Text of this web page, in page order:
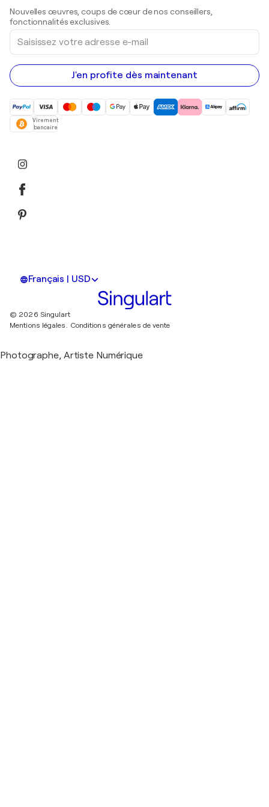
Peintures acryliques
Nouvelles œuvres, coups de cœur de nos conseillers,
fonctionnalités exclusives.
Saisissez
votre
adresse
e-
mail
J'en profite dès maintenant
Virement
bancaire
Français | USD
© 2026 Singulart
Mentions légales. Conditions générales de vente
Photographe, Artiste Numérique